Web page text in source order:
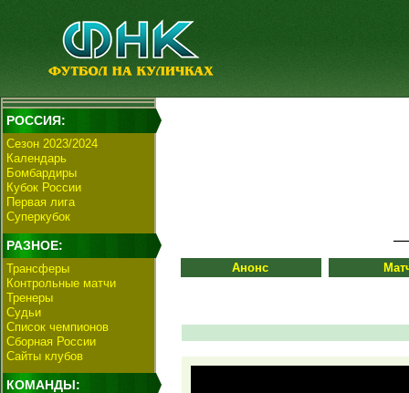
РОССИЯ:
Сезон 2023/2024
Календарь
Бомбардиры
Кубок России
Первая лига
Суперкубок
РАЗНОЕ:
Трансферы
Контрольные матчи
Тренеры
Судьи
Список чемпионов
Сборная России
Сайты клубов
КОМАНДЫ:
Анонс